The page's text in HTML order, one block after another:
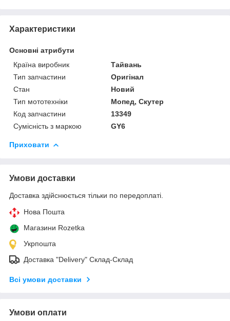
Характеристики
Основні атрибути
Країна виробник
Тайвань
Тип запчастини
Оригінал
Стан
Новий
Тип мототехніки
Мопед, Скутер
Код запчастини
13349
Сумісність з маркою
GY6
Приховати
Умови доставки
Доставка здійснюється тільки по передоплаті.
Нова Пошта
Магазини Rozetka
Укрпошта
Доставка "Delivery" Склад-Склад
Всі умови доставки
Умови оплати